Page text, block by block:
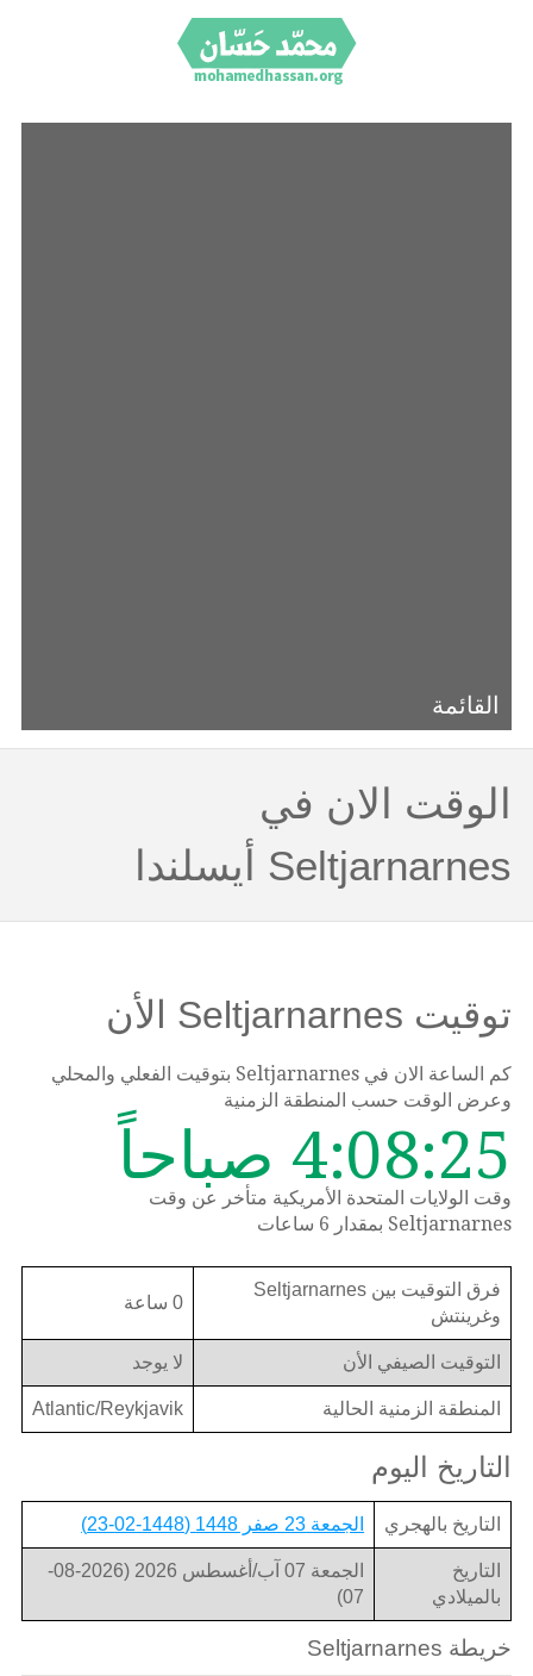
القائمة
الوقت الان في
Seltjarnarnes أيسلندا
توقيت Seltjarnarnes الأن
كم الساعة الان في Seltjarnarnes بتوقيت الفعلي والمحلي
وعرض الوقت حسب المنطقة الزمنية
4:08:25 صباحاً
وقت الولايات المتحدة الأمريكية متأخر عن وقت
Seltjarnarnes بمقدار 6 ساعات
فرق التوقيت بين Seltjarnarnes
وغرينتش
0 ساعة
التوقيت الصيفي الأن لا يوجد
المنطقة الزمنية الحالية Atlantic/Reykjavik
التاريخ اليوم
التاريخ بالهجري الجمعة 23 صفر 1448 (1448-02-23)
التاريخ
بالميلادي
الجمعة 07 آب/أغسطس 2026 (2026-08-
07)
خريطة Seltjarnarnes